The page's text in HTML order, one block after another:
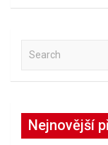
a
h
Nejnovější